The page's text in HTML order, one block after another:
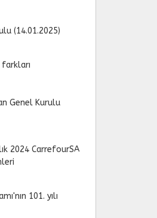
(14.01.2025)
Genel Kurulu
2024 CarrefourSA
101. yılı